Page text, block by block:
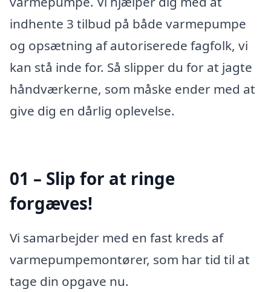
indhente 3 tilbud på både varmepumpe
og opsætning af autoriserede fagfolk, vi
kan stå inde for. Så slipper du for at jagte
håndværkerne, som måske ender med at
give dig en dårlig oplevelse.
01 – Slip for at ringe
forgæves!
Vi samarbejder med en fast kreds af
varmepumpemontører, som har tid til at
tage din opgave nu.